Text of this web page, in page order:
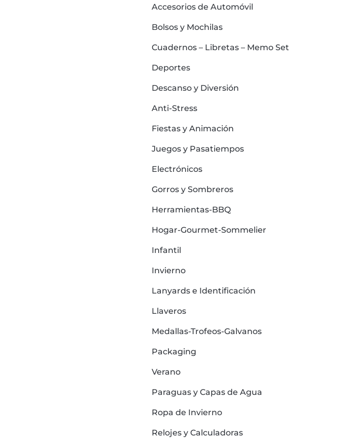
Accesorios de Automóvil
Bolsos y Mochilas
Cuadernos – Libretas – Memo Set
Deportes
Descanso y Diversión
Anti-Stress
Fiestas y Animación
Juegos y Pasatiempos
Electrónicos
Gorros y Sombreros
Herramientas-BBQ
Hogar-Gourmet-Sommelier
Infantil
Invierno
Lanyards e Identificación
Llaveros
Medallas-Trofeos-Galvanos
Packaging
Verano
Paraguas y Capas de Agua
Ropa de Invierno
Relojes y Calculadoras